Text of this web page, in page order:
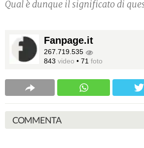
Qual è dunque il significato di
Fanpage.it
267.719.535
843 video • 71 foto
COMMENTA